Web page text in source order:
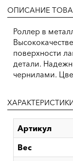
ОПИСАНИЕ
Роллер в
поверхности
детали.
чернилами.
Артикул
Вес